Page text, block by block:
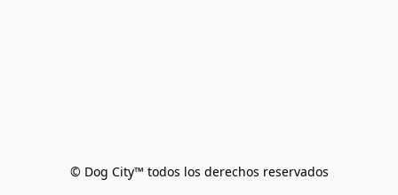
© Dog City™ todos los derechos reservados